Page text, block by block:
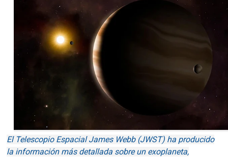
El Telescopio Espacial James Webb (JWST) ha producido
la información más detallada sobre un exoplaneta,